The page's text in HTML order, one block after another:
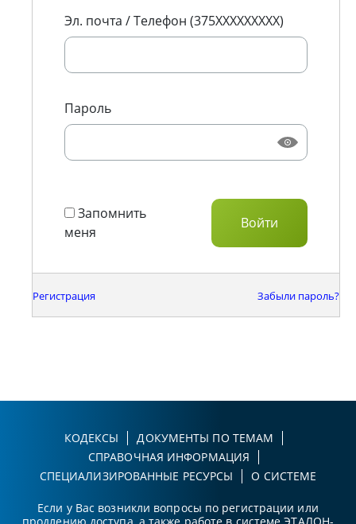
Эл. почта / Телефон (375XXXXXXXXX)
Пароль
Запомнить
меня
Регистрация Забыли пароль?
КОДЕКСЫ
ДОКУМЕНТЫ ПО ТЕМАМ
СПРАВОЧНАЯ ИНФОРМАЦИЯ
СПЕЦИАЛИЗИРОВАННЫЕ РЕСУРСЫ
О СИСТЕМЕ
Если у Вас возникли вопросы по регистрации или